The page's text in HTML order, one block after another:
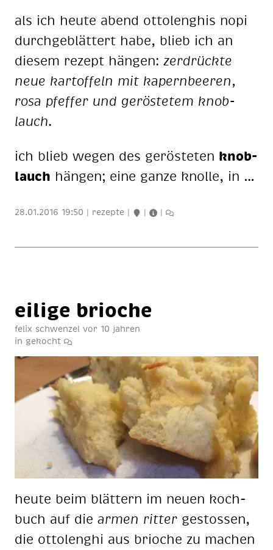
als ich heu­te abend ot­to­lenghis nopi
durch­ge­blät­tert habe, blieb ich an
die­sem re­zept hän­gen: zer­drück­te
neue kar­tof­feln mit ka­pern­bee­ren,
rosa pfef­fer und ge­rös­te­tem knob­
lauch.
ich blieb we­gen des ge­rös­te­ten knob­
lauch hän­gen; eine gan­ze knol­le, in …
28.01.2016 19:50 | rezepte | | |
ei­li­ge brio­che
felix schwenzel vor 10 jahren
in gekocht
heu­te beim blät­tern im neu­en koch­
buch auf die ar­men rit­ter ge­stos­sen,
die ot­to­lenghi aus brio­che zu ma­chen